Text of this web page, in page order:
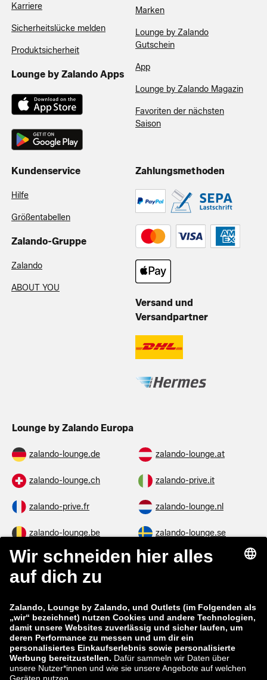
Karriere
Sicherheitslücke melden
Produktsicherheit
Lounge by Zalando Apps
Marken
Lounge by Zalando
Gutschein
App
Lounge by Zalando Magazin
Favoriten der nächsten
Saison
Kundenservice
Hilfe
Größentabellen
Zalando-Gruppe
Zalando
ABOUT YOU
Zahlungsmethoden
Versand und
Versandpartner
Lounge by Zalando Europa
zalando-lounge.de zalando-lounge.at
zalando-lounge.ch zalando-prive.it
zalando-prive.fr zalando-lounge.nl
zalando-lounge.be zalando-lounge.se
zalando-lounge.fi zalando-lounge.dk
zalando-lounge.co.uk
zalando-prive.es zalando-lounge.cz
zalando-lounge.lt zalando-lounge.sk
zalando-lounge.ro zalando-lounge.hr